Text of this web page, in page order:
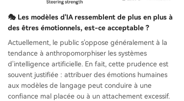
🎭 Les modèles d'IA ressemblent de plus en plus à
des êtres émotionnels, est-ce acceptable ?
Actuellement, le public s'oppose généralement à la
tendance à anthropomorphiser les systèmes
d'intelligence artificielle. En fait, cette prudence est
souvent justifiée : attribuer des émotions humaines
aux modèles de langage peut conduire à une
confiance mal placée ou à un attachement excessif.